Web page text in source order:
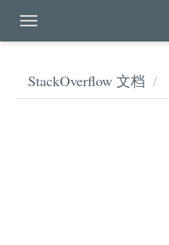
StackOverflow 文档